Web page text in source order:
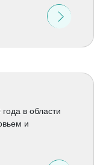
в области
и